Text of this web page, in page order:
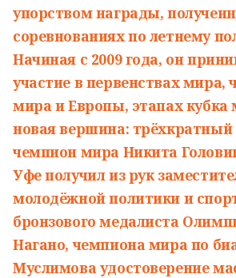
упорством награды,
соревнованиях по летнему
Начиная с 2009 года, он
участие в первенствах мира,
мира и Европы, этапах
новая вершина:
чемпион мира Никита
Уфе получил из рук
молодёжной политики и
бронзового медалиста
Нагано, чемпиона мира по
Муслимова удостоверение